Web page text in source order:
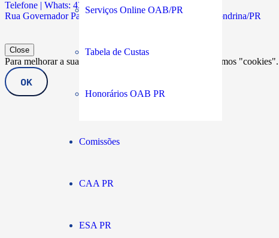
Serviços Online OAB/PR
Tabela de Custas
Honorários OAB PR
Comissões
CAA PR
ESA PR
Telefone | Whats: 43 3294-5900
Rua Governador Parigot de Souza, 311 | Jd. Caiçaras | Londrina/PR
Close
Para melhorar a sua melhor experiência no site nós utilizamos
OK